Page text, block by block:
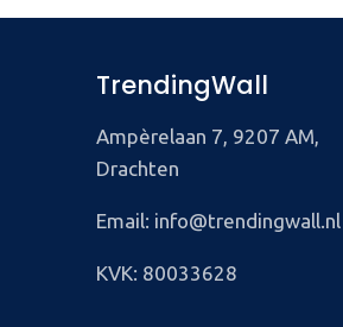
TrendingWall
Ampèrelaan 7, 9207 AM,
Drachten
Email: info@trendingwall.nl
KVK: 80033628